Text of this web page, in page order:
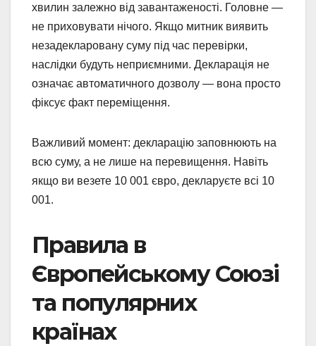
хвилин залежно від завантаженості. Головне —
не приховувати нічого. Якщо митник виявить
незадекларовану суму під час перевірки,
наслідки будуть неприємними. Декларація не
означає автоматичного дозволу — вона просто
фіксує факт переміщення.
Важливий момент: декларацію заповнюють на
всю суму, а не лише на перевищення. Навіть
якщо ви везете 10 001 євро, декларуєте всі 10
001.
Правила в
Європейському Союзі
та популярних
країнах